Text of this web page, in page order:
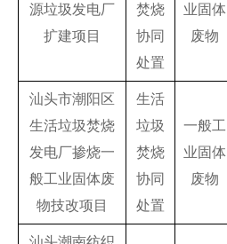
源垃圾发电厂
扩建项目
焚烧
协同
处置
业固体
废物
汕头市潮阳区
生活垃圾焚烧
发电厂掺烧一
般工业固体废
物技改项目
生活
垃圾
焚烧
协同
处置
一般工
业固体
废物